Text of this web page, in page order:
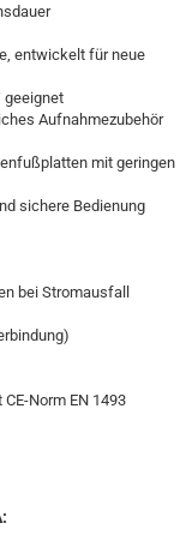
entwickelt für neue
geeignet
Aufnahmezubehör
mit geringen
sichere Bedienung
bei Stromausfall
Norm EN 1493